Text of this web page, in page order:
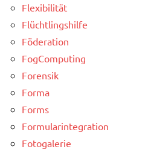
Flexibilität
Flüchtlingshilfe
Föderation
FogComputing
Forensik
Forma
Forms
Formularintegration
Fotogalerie